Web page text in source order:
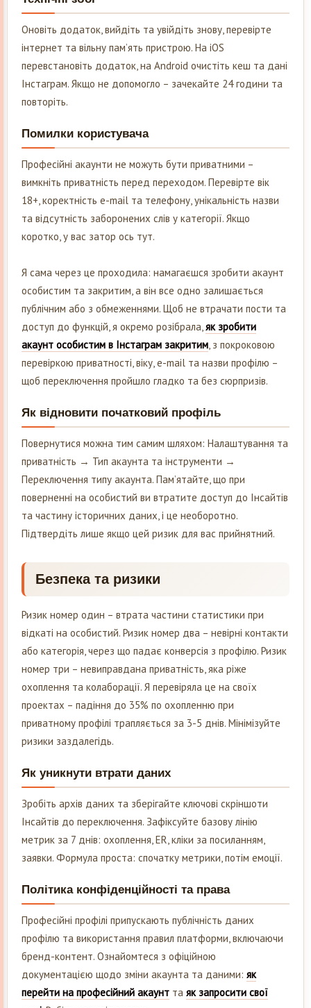
Оновіть додаток, вийдіть та увійдіть знову, перевірте
інтернет та вільну пам’ять пристрою. На iOS
перевстановіть додаток, на Android очистіть кеш та дані
Інстаграм. Якщо не допомогло – зачекайте 24 години та
повторіть.
Помилки користувача
Професійні акаунти не можуть бути приватними –
вимкніть приватність перед переходом. Перевірте вік
18+, коректність e-mail та телефону, унікальність назви
та відсутність заборонених слів у категорії. Якщо
коротко, у вас затор ось тут.
Я сама через це проходила: намагаєшся зробити акаунт
особистим та закритим, а він все одно залишається
публічним або з обмеженнями. Щоб не втрачати пости та
доступ до функцій, я окремо розібрала,як зробити
акаунт особистим в Інстаграм закритим, з покроковою
перевіркою приватності, віку, e-mail та назви профілю –
щоб переключення пройшло гладко та без сюрпризів.
Як відновити початковий профіль
Повернутися можна тим самим шляхом: Налаштування та
приватність → Тип акаунта та інструменти →
Переключення типу акаунта. Пам’ятайте, що при
поверненні на особистий ви втратите доступ до Інсайтів
та частину історичних даних, і це необоротно.
Підтвердіть лише якщо цей ризик для вас прийнятний.
Безпека та ризики
Ризик номер один – втрата частини статистики при
відкаті на особистий. Ризик номер два – невірні контакти
або категорія, через що падає конверсія з профілю. Ризик
номер три – невиправдана приватність, яка ріже
охоплення та колаборації. Я перевіряла це на своїх
проектах – падіння до 35% по охопленню при
приватному профілі трапляється за 3-5 днів. Мінімізуйте
ризики заздалегідь.
Як уникнути втрати даних
Зробіть архів даних та зберігайте ключові скріншоти
Інсайтів до переключення. Зафіксуйте базову лінію
метрик за 7 днів: охоплення, ER, кліки за посиланням,
заявки. Формула проста: спочатку метрики, потім емоції.
Політика конфіденційності та права
Професійні профілі припускають публічність даних
профілю та використання правил платформи, включаючи
бренд-контент. Ознайомтеся з офіційною
документацією щодо зміни акаунта та даними: як
перейти на професійний акаунт та як запросити свої